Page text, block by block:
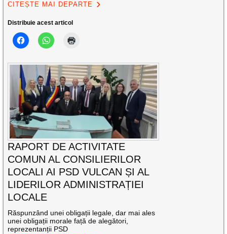
CITEȘTE MAI DEPARTE
Distribuie acest articol
RAPORT DE ACTIVITATE
COMUN AL CONSILIERILOR
LOCALI AI PSD VULCAN ȘI AL
LIDERILOR ADMINISTRAȚIEI
LOCALE
Răspunzând unei obligații legale, dar mai ales
unei obligații morale față de alegători,
reprezentanții PSD